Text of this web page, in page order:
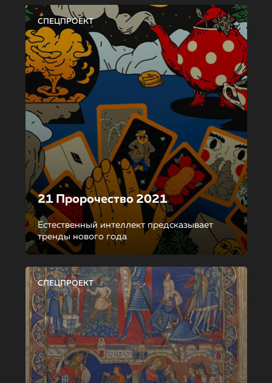
СПЕЦПРОЕКТ
21 Пророчество 2021
Естественный интеллект предсказывает
тренды нового года
СПЕЦПРОЕКТ